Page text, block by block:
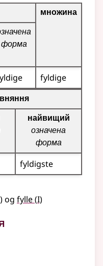
прикметника
множина
форма
fyldige
прикметника
найвищий
означена
форма
fyldigste
og fylle(1
I)